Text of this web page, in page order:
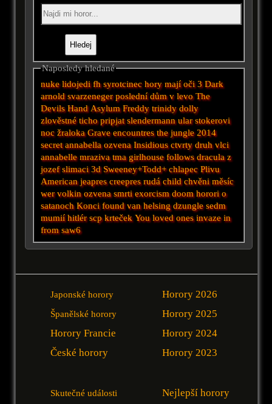
Naposledy hledané
nuke lidojedi fh syrotcinec hory mají oči 3 Dark
arnold svarzeneger poslední dům v levo The
Devils Hand Asylum Freddy trinidy dolly
zlověstné ticho pripjat slendermann ular stokerovi
noc žraloka Grave encountres the jungle 2014
secret annabella ozvena Insidious ctvrty druh vlci
annabelle mraziva tma girlhouse follows dracula z
jozef slimaci 3d Sweeney+Todd+ chlapec Plivu
American jeapres creepres rudá child chvěni měsíc
wer volkin ozvena smrti exorcism doom horori o
satanoch Konci found van helsing dzungle sedm
mumií hitlér scp krteček You loved ones invaze in
from saw6
Japonské horory
Španělské horory
Horory Francie
České horory
Horory 2026
Horory 2025
Horory 2024
Horory 2023
Skutečné události Nejlepší horory